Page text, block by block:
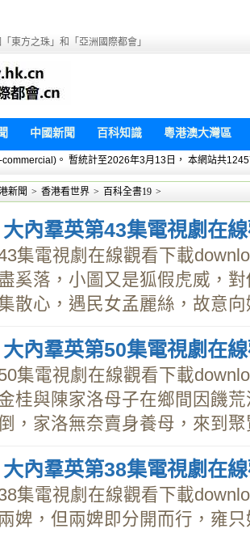
東方之珠」和「亞洲國際都會」
中國新聞 百科知識 粵港澳大灣區
。 暫統計至2026年3月13日， 本網站共
新聞 > 香港看世界 > 百科全書19 >
大內羣英第43集電視劇在
集電視劇在線觀看下載
奚落，小圖又是狐假虎威，
散心，遇民女孟麗絲，故意
大內羣英第50集電視劇在
集電視劇在線觀看下載
桂與陳家洛母子在鄉間因饑
，家洛無奈賣身養母，來到
大內羣英第38集電視劇在
集電視劇在線觀看下載
婢，但兩婢即分開而行，雍